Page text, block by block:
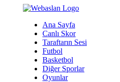
Ana Sayfa
Canlı Skor
Taraftarın Sesi
Futbol
Basketbol
Diğer Sporlar
Oyunlar